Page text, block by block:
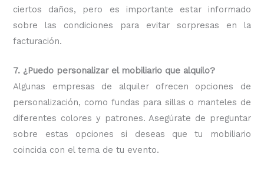
ciertos daños, pero es importante estar informado
sobre las condiciones para evitar sorpresas en la
facturación.
7. ¿Puedo personalizar el mobiliario que alquilo?
Algunas empresas de alquiler ofrecen opciones de
personalización, como fundas para sillas o manteles de
diferentes colores y patrones. Asegúrate de preguntar
sobre estas opciones si deseas que tu mobiliario
coincida con el tema de tu evento.